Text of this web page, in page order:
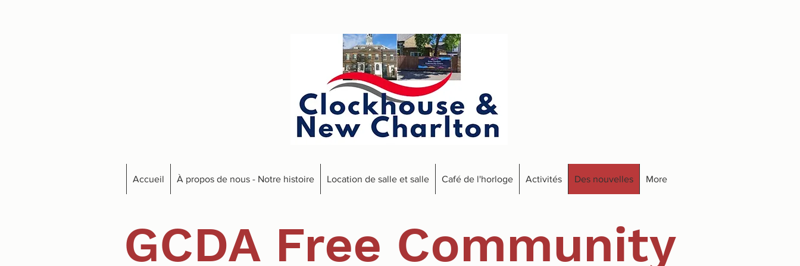
Accueil À propos de nous - Notre histoire Location de salle et salle Café de l'horloge Activités Des nouvelles More
GCDA Free Community